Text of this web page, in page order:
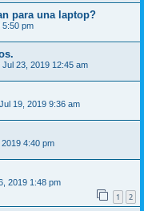
para una laptop?
5:50 pm
Jul 23, 2019 12:45 am
19, 2019 9:36 am
2019 4:40 pm
2019 1:48 pm
1 2